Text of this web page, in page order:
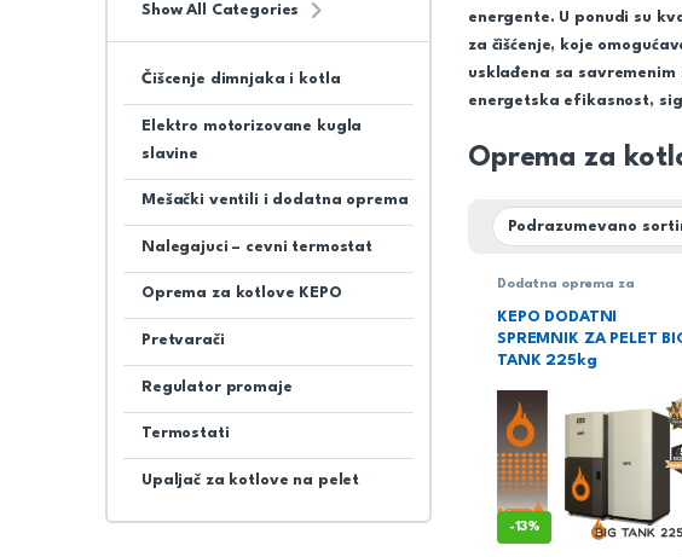
energente. U ponudi su
za čišćenje, koje
usklađena sa
energetska efikasnost,
Oprema za
Dodatna oprema za
Grejanje,Oprema za
KEPO DODATNI
SPREMNIK ZA PELET
TANK 225kg
-13%
Show All Categories
Čišcenje dimnjaka i kotla
Elektro motorizovane kugla
slavine
Mešački ventili i dodatna oprema
Nalegajuci – cevni termostat
Oprema za kotlove KEPO
Pretvarači
Regulator promaje
Termostati
Upaljač za kotlove na pelet